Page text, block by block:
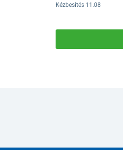
Kézbesítés 11.08